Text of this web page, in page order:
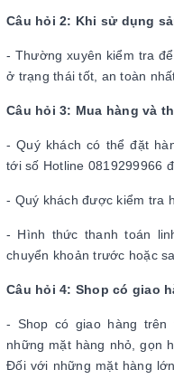
Câu hỏi 2: Khi sử dụng
- Thường xuyên kiểm tra
ở trạng thái tốt, an toàn
Câu hỏi 3: Mua hàng và
- Quý khách có thể đặt
tới số Hotline 0819299966
- Quý khách được kiểm tra
- Hình thức thanh toán
chuyển khoản trước hoặc
Câu hỏi 4: Shop có giao
- Shop có giao hàng trên
những mặt hàng nhỏ, gọn
Đối với những mặt hàng